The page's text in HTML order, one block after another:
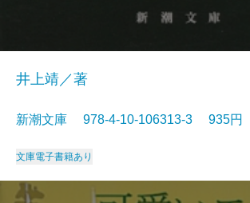
井上靖／著
新潮文庫 978-4-10-106313-3 935円
文庫電子書籍あり